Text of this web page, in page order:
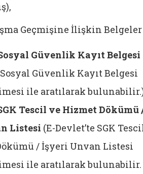
Geçmişine İlişkin Belgeler
Güvenlik Kayıt Belgesi
Sosyal Güvenlik Kayıt Belgesi
ile aratılarak
Tescil ve Hizmet Dökümü
Listesi (E-Devlet’te SGK
/ İşyeri Unvan Listesi
ile aratılarak bulunabilir.